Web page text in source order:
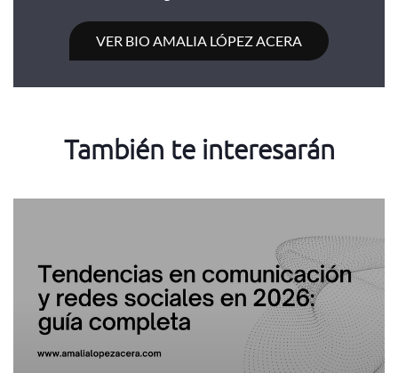
VER BIO AMALIA LÓPEZ ACERA
También te interesarán